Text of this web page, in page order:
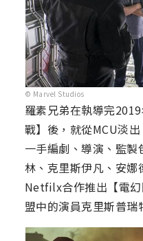
© Marvel Studios
羅素兄弟在執導完
戰】後，就從MCU淡
一手編劇、導演、監
林、克里斯伊凡、安
Netfilx合作推出【電
盟中的演員克里斯普瑞